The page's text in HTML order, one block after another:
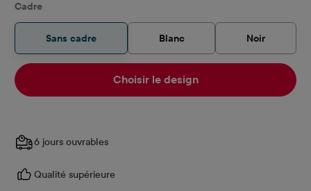
Cadre
Sans cadre Blanc Noir
Choisir le design
6 jours ouvrables
Qualité supérieure